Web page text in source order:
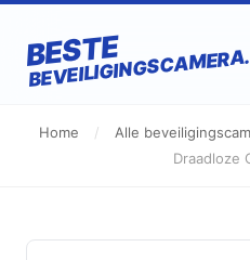
BESTE
Home / Alle
Draadloze